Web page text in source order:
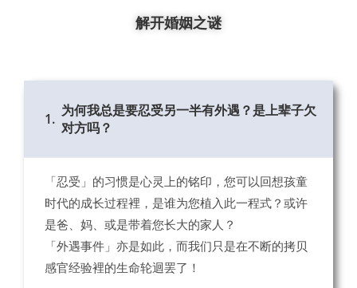
解开婚姻之谜
1. 为何我总是要忍受另一半有外遇？是上辈子欠
对方吗？
「忍受」的习惯是心灵上的铭印，您可以回想孩童
时代的成长过程裡，是谁为您植入此一程式？或许
是爸、妈、或是带着您长大的家人？
「外遇事件」亦是如此，而我们只是在不断的拷贝
感官经验裡的生命轮迴罢了！